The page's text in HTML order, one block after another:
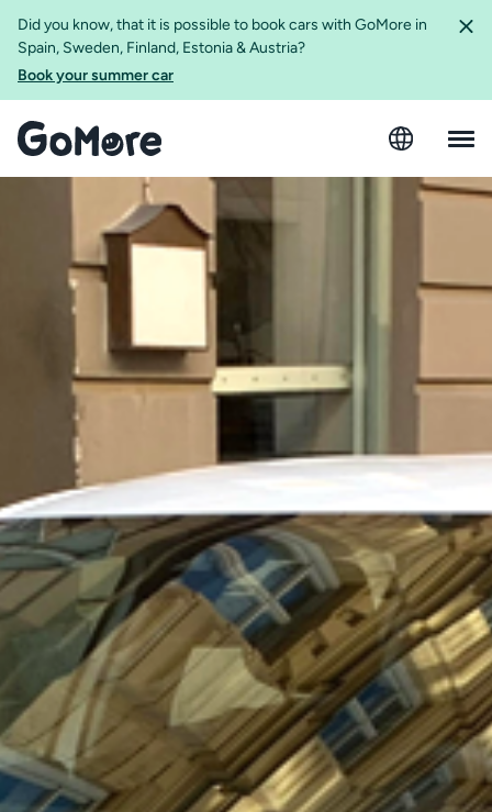
Did you know, that it is possible to book cars with GoMore in
Spain, Sweden, Finland, Estonia & Austria?
Book your summer car